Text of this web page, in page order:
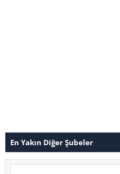
En Yakın Diğer Şubeler